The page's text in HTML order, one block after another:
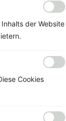
der Website
Cookies